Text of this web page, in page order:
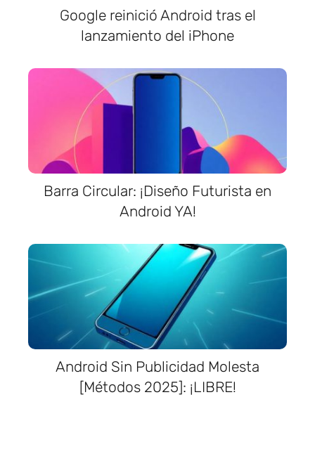
Google reinició Android tras el
lanzamiento del iPhone
Barra Circular: ¡Diseño Futurista en
Android YA!
Android Sin Publicidad Molesta
[Métodos 2025]: ¡LIBRE!